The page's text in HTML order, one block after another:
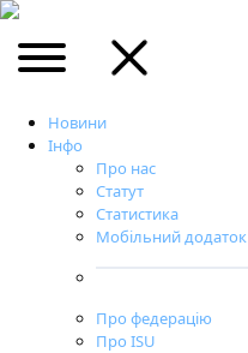
Новини
Інфо
Про нас
Статут
Статистика
Мобільний додаток
Про федерацію
Про ISU